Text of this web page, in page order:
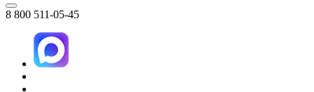
8 800 511-05-45